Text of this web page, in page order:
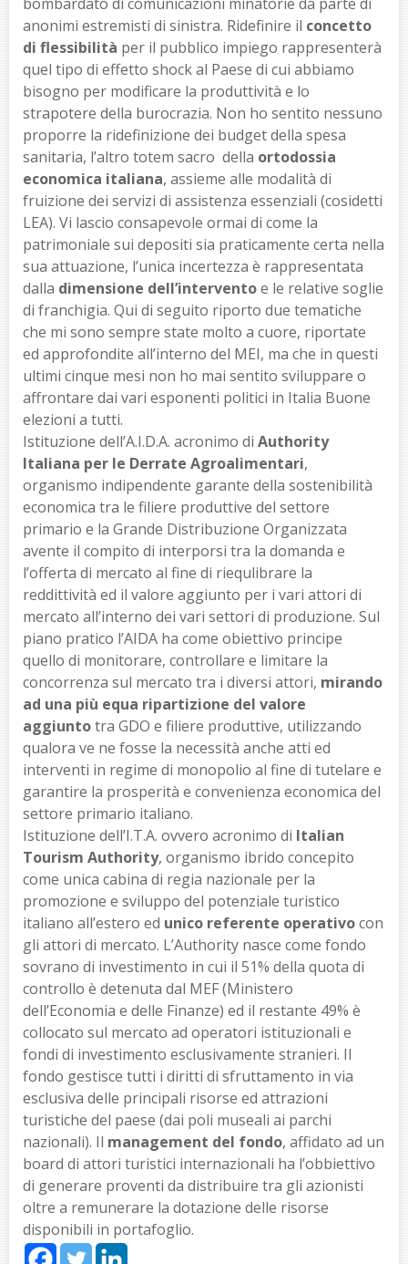
anonimi estremisti di sinistra. Ridefinire il concetto
di flessibilità per il pubblico impiego rappresenterà
quel tipo di effetto shock al Paese di cui abbiamo
bisogno per modificare la produttività e lo
strapotere della burocrazia. Non ho sentito nessuno
proporre la ridefinizione dei budget della spesa
sanitaria, l’altro totem sacro della ortodossia
economica italiana, assieme alle modalità di
fruizione dei servizi di assistenza essenziali (cosidetti
LEA). Vi lascio consapevole ormai di come la
patrimoniale sui depositi sia praticamente certa nella
sua attuazione, l’unica incertezza è rappresentata
dalla dimensione dell’interventoe le relative soglie
di franchigia. Qui di seguito riporto due tematiche
che mi sono sempre state molto a cuore, riportate
ed approfondite all’interno del MEI, ma che in questi
ultimi cinque mesi non ho mai sentito sviluppare o
affrontare dai vari esponenti politici in Italia Buone
elezioni a tutti.
Istituzione dell’A.I.D.A. acronimo di Authority
Italiana per le Derrate Agroalimentari,
organismo indipendente garante della sostenibilità
economica tra le filiere produttive del settore
primario e la Grande Distribuzione Organizzata
avente il compito di interporsi tra la domanda e
l’offerta di mercato al fine di riequlibrare la
reddittività ed il valore aggiunto per i vari attori di
mercato all’interno dei vari settori di produzione. Sul
piano pratico l’AIDA ha come obiettivo principe
quello di monitorare, controllare e limitare la
concorrenza sul mercato tra i diversi attori, mirando
ad una più equa ripartizione del valore
aggiuntotra GDO e filiere produttive, utilizzando
qualora ve ne fosse la necessità anche atti ed
interventi in regime di monopolio al fine di tutelare e
garantire la prosperità e convenienza economica del
settore primario italiano.
Istituzione dell’I.T.A. ovvero acronimo di Italian
Tourism Authority, organismo ibrido concepito
come unica cabina di regia nazionale per la
promozione e sviluppo del potenziale turistico
italiano all’estero ed unico referente operativocon
gli attori di mercato. L’Authority nasce come fondo
sovrano di investimento in cui il 51% della quota di
controllo è detenuta dal MEF (Ministero
dell’Economia e delle Finanze) ed il restante 49% è
collocato sul mercato ad operatori istituzionali e
fondi di investimento esclusivamente stranieri. Il
fondo gestisce tutti i diritti di sfruttamento in via
esclusiva delle principali risorse ed attrazioni
turistiche del paese (dai poli museali ai parchi
nazionali). Il management del fondo, affidato ad un
board di attori turistici internazionali ha l’obbiettivo
di generare proventi da distribuire tra gli azionisti
oltre a remunerare la dotazione delle risorse
disponibili in portafoglio.